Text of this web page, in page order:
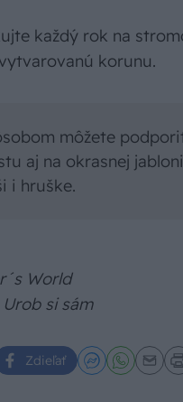
každý rok na
korunu.
môžete
aj na okrasnej
i hruške.
World
si sám
Zdieľať